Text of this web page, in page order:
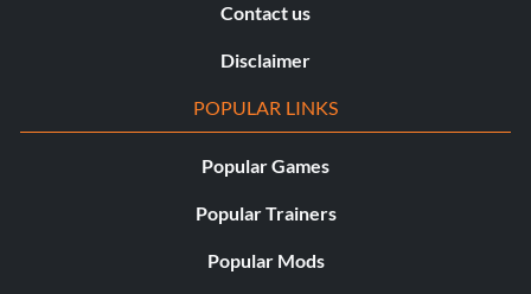
Contact us
Disclaimer
POPULAR LINKS
Popular Games
Popular Trainers
Popular Mods